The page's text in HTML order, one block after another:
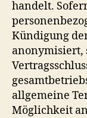
handelt.
Kündigung
anonymisiert,
allgemeine
Möglichkeit